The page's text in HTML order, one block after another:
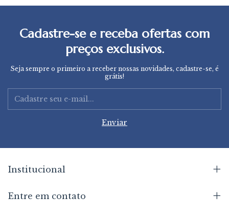
Cadastre-se e receba ofertas com
preços exclusivos.
Seja sempre o primeiro a receber nossas novidades, cadastre-se, é
grátis!
Institucional
Entre em contato